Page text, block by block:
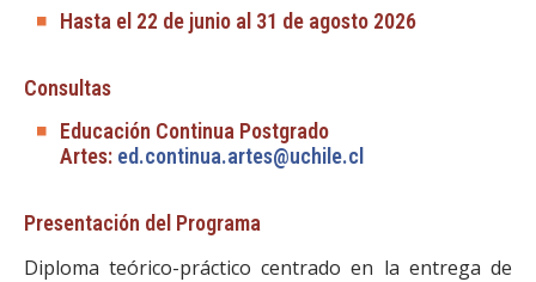
Hasta el 22 de junio al 31 de agosto 2026
Consultas
Educación Continua Postgrado
Artes: ed.continua.artes@uchile.cl
Presentación del Programa
Diploma teórico-práctico centrado en la entrega de